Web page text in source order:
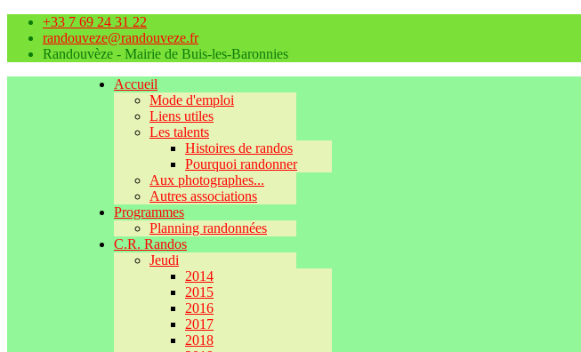
+33 7 69 24 31 22
randouveze@randouveze.fr
Randouvèze - Mairie de Buis-les-Baronnies
Accueil
Mode d'emploi
Liens utiles
Les talents
Histoires de randos
Pourquoi randonner
Aux photographes...
Autres associations
Programmes
Planning randonnées
C.R. Randos
Jeudi
2014
2015
2016
2017
2018